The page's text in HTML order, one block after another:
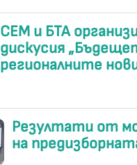
СЕМ и БТА
дискусия
регионалните
Резултати от
на